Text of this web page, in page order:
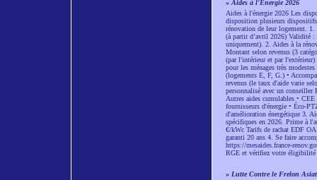
» Aides à l'Energie 2026
Aides à l'énergie 2026 Les
disposition plusieurs dispositifs
rénovation de leur logement. 1.
(à partir d’avril 2026) Validité :
uniquement). 2. Aides à la
Montant selon revenus (3
(par l'intérieur et par l'extérieur)
pour les ménages très
(logements E, F, G.) •
revenus (le taux d'aide varie
personnalisé avec un conseiller
Autres aides cumulables •
fournisseurs d'énergie • Éco-
d'amélioration énergétique 3.
spécifiques en 2026. Prime à
€/kWc Tarifs de rachat EDF
garanti 20 ans 4. Se faire
https://mesaides.france-
RGE et vérifiez votre éligibilité
» Lutte Contre le Frelon